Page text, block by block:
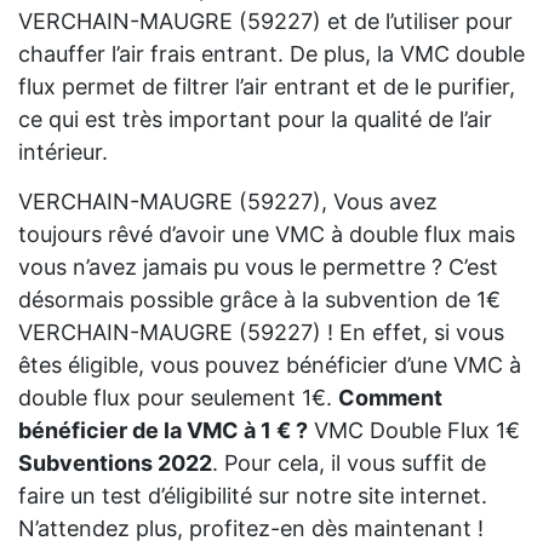
VERCHAIN-MAUGRE (59227) et de l’utiliser pour
chauffer l’air frais entrant. De plus, la VMC double
flux permet de filtrer l’air entrant et de le purifier,
ce qui est très important pour la qualité de l’air
intérieur.
VERCHAIN-MAUGRE (59227), Vous avez
toujours rêvé d’avoir une VMC à double flux mais
vous n’avez jamais pu vous le permettre ? C’est
désormais possible grâce à la subvention de 1€
VERCHAIN-MAUGRE (59227) ! En effet, si vous
êtes éligible, vous pouvez bénéficier d’une VMC à
double flux pour seulement 1€. Comment
bénéficier de la VMC à 1 € ? VMC Double Flux 1€
Subventions 2022. Pour cela, il vous suffit de
faire un test d’éligibilité sur notre site internet.
N’attendez plus, profitez-en dès maintenant !